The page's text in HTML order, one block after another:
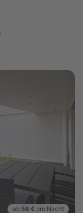
ab 56 € pro Nacht